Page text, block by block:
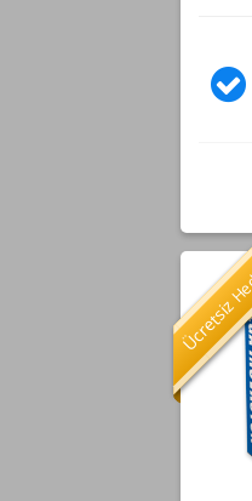
ulaşacağınızı öğreneceksiniz.
Ücretsiz